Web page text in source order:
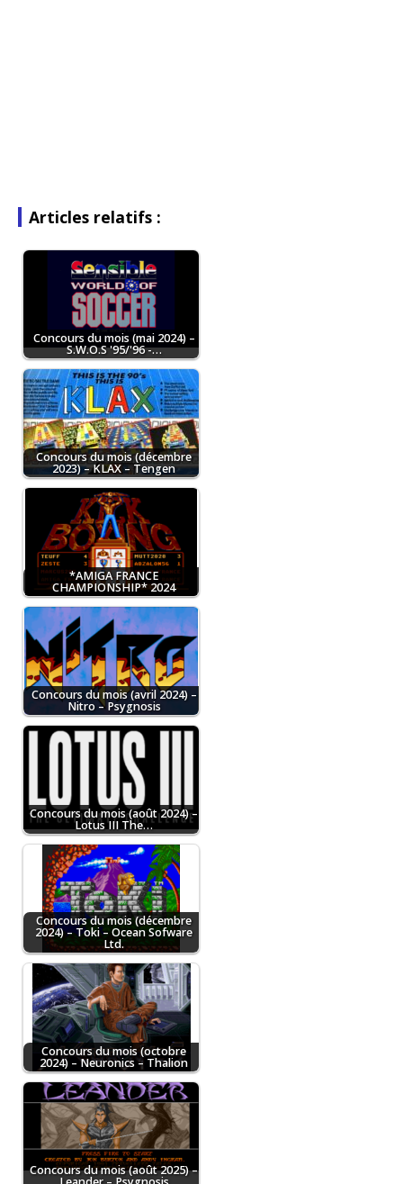
Articles relatifs :
Concours du mois (mai 2024) –
S.W.O.S '95/'96 -…
Concours du mois (décembre
2023) – KLAX – Tengen
*AMIGA FRANCE
CHAMPIONSHIP* 2024
Concours du mois (avril 2024) –
Nitro – Psygnosis
Concours du mois (août 2024) –
Lotus III The…
Concours du mois (décembre
2024) – Toki – Ocean Sofware
Ltd.
Concours du mois (octobre
2024) – Neuronics – Thalion
Concours du mois (août 2025) –